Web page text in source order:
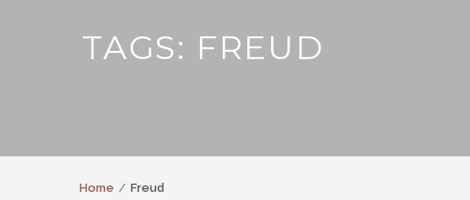
TAGS: FREUD
Home Freud